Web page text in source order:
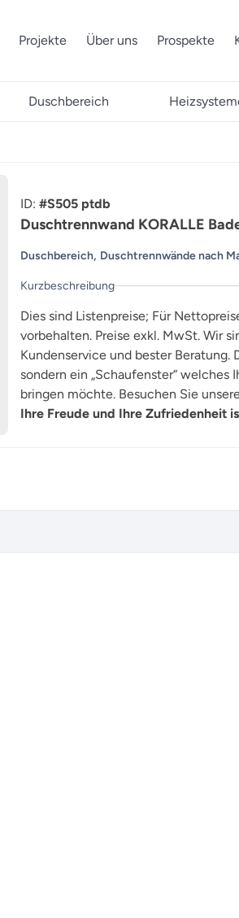
Projekte Über uns Prospekte
Duschbereich
ID: #S505 ptdb
Duschtrennwand KORALLE
Duschbereich, Duschtrennwände nach
Kurzbeschreibung
Dies sind Listenpreise; Für
vorbehalten. Preise exkl. MwSt. Wir
Kundenservice und bester Beratung.
sondern ein „Schaufenster“ welches
bringen möchte. Besuchen Sie
Ihre Freude und Ihre Zufriedenheit